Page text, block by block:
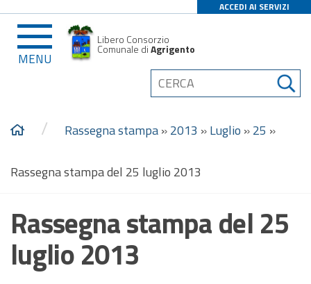
ACCEDI AI SERVIZI
MENU
Libero Consorzio
Comunale diAgrigento
/ Rassegna stampa»2013 »Luglio »25 »
Rassegna stampa del 25 luglio 2013
Rassegna stampa del 25
luglio 2013